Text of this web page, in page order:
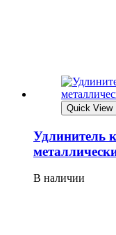
Quick View
Удлинитель
В наличии